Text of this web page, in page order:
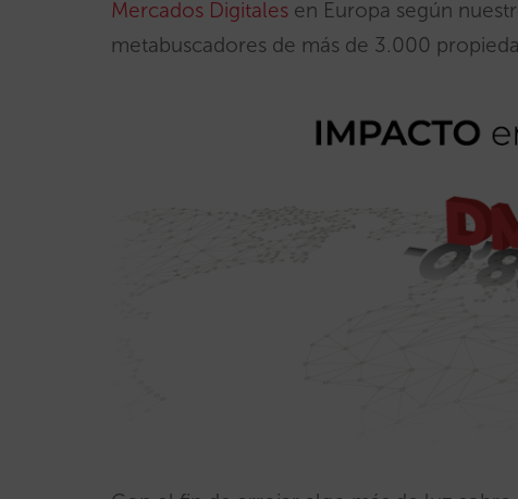
Mercados Digitales en Europa según
metabuscadores de más de 3.000